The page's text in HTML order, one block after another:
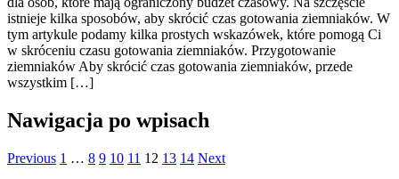
istnieje kilka sposobów, aby skrócić czas gotowania ziemniaków. W
tym artykule podamy kilka prostych wskazówek, które pomogą Ci
w skróceniu czasu gotowania ziemniaków. Przygotowanie
ziemniaków Aby skrócić czas gotowania ziemniaków, przede
wszystkim […]
Nawigacja po wpisach
Previous 1 … 8 9 10 11 12 13 14 Next